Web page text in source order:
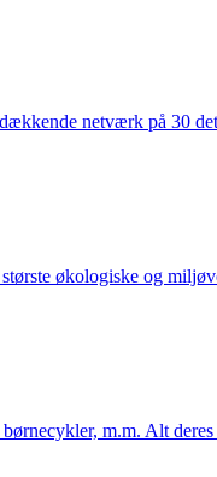
netværk på 30
økologiske og
m.m. Alt